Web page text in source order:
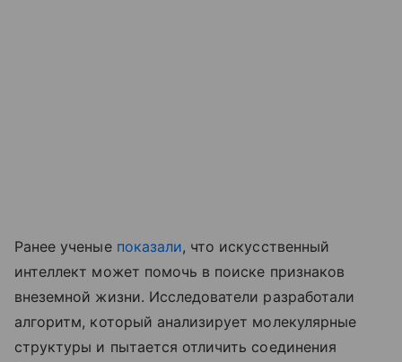
Ранее ученые показали, что искусственный
интеллект может помочь в поиске признаков
внеземной жизни. Исследователи разработали
алгоритм, который анализирует молекулярные
структуры и пытается отличить соединения